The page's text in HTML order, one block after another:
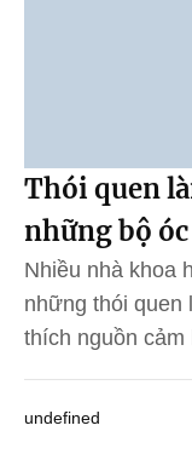
Thói quen
những bộ
Nhiều nhà khoa
những thói quen
thích nguồn
undefined